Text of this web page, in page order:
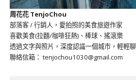
周花花 TenjoChou
部落客 / 行銷人，愛拍照的美食旅遊作家
喜歡美食(拉麵/咖啡狂熱)、棒球、搖滾樂
透過文字與照片，深度認識一個城市，輕輕
聯絡信箱： tenjochou1030@gmail.com